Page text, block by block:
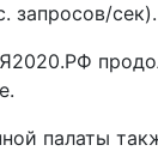
запросов/
палаты